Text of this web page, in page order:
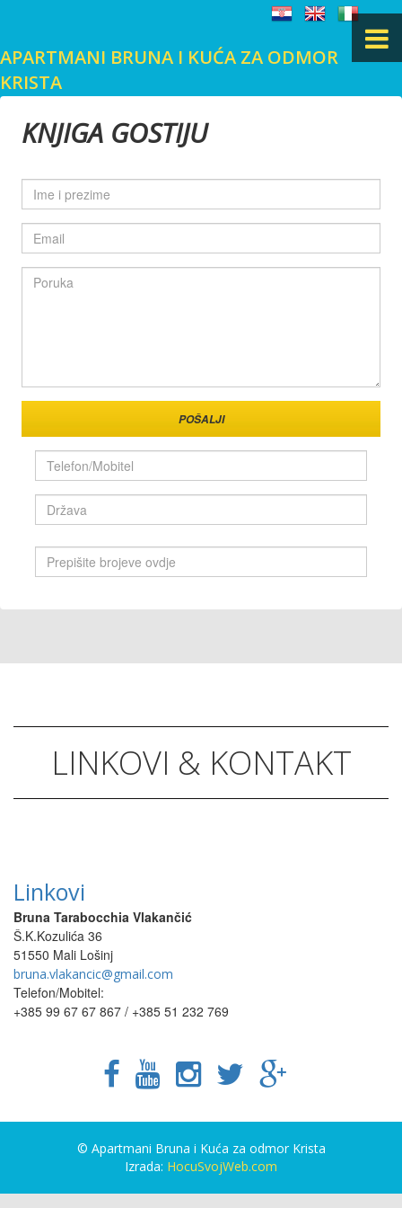
APARTMANI BRUNA I KUĆA ZA ODMOR
KRISTA
LOKACIJA
GALERIJA SLIKA
KONTAKT
KNJIGA GOSTIJU
POŠALJI
LINKOVI & KONTAKT
Linkovi
Bruna Tarabocchia Vlakančić
Š.K.Kozulića 36
51550 Mali Lošinj
bruna.vlakancic@gmail.com
Telefon/Mobitel:
+385 99 67 67 867 / +385 51 232 769
© Apartmani Bruna i Kuća za odmor Krista
Izrada: HocuSvojWeb.com